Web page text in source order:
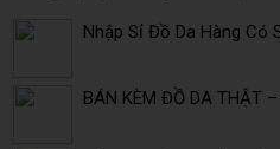
Nhập Sỉ Đồ Da Hàng Có
BÁN KÈM ĐỒ DA THẬT